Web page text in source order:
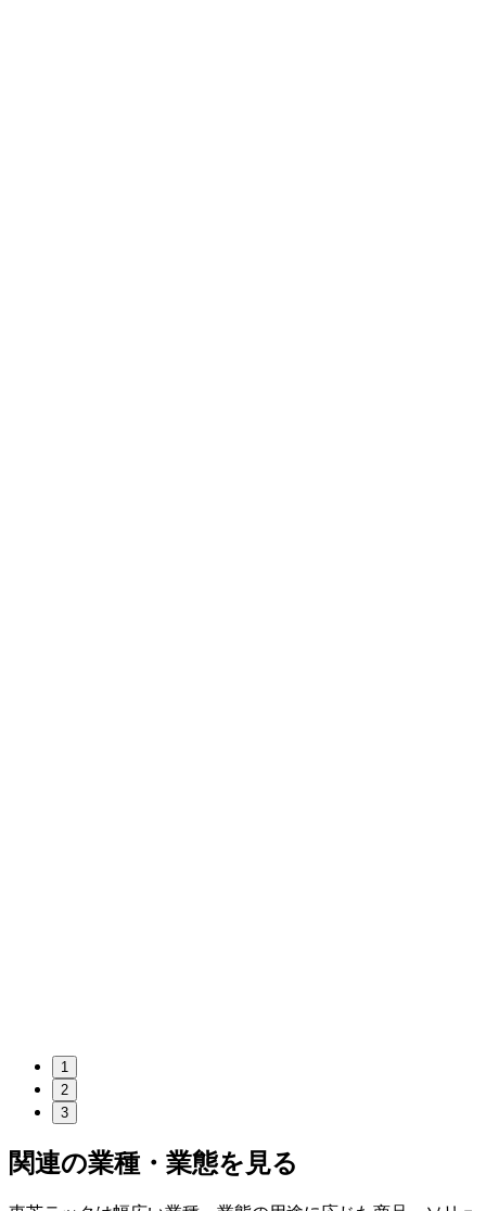
1
2
3
関連の業種・業態を見る